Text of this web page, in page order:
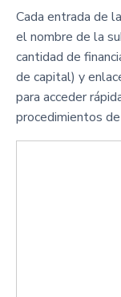
Cada entrada de
el nombre de la
cantidad de
de capital) y
para acceder
procedimientos